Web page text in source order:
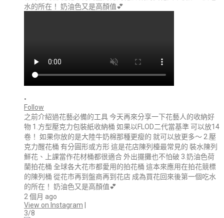
•
Follow
之前介紹過花藝必備的工具 今天再來分享一下花藝人的收納好
物 1.方型壓克力包裝紙收納桶 如果以FLOD二代當基準 可以放14
卷！ 如果你放的是大陸牛奶棉那種更瘦的 就可以放更多～ 2.壓
克力醒花桶 有分圓形或方形 這是花店陳列檯最常見的 裝水陳列
鮮花、上課當作花材桶都很適合 外出擺攤也不怕破 3.奶油色荷
蘭拍花桶 全球各大花市都愛用的拍花桶 這本來應用在拍花競標
的陳列桶 從花市再到盤商再到花店 成為買花回來後第一個吃水
的所在！ 奶油色又是高顏值💕
2 個月 ago
View on Instagram
3/8